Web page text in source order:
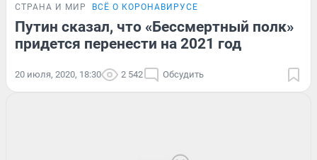
СТРАНА И МИР ВСЁ О КОРОНАВИРУСЕ
Путин сказал, что «Бессмертный полк»
придется перенести на 2021 год
20 июля, 2020, 18:30 2 542 Обсудить